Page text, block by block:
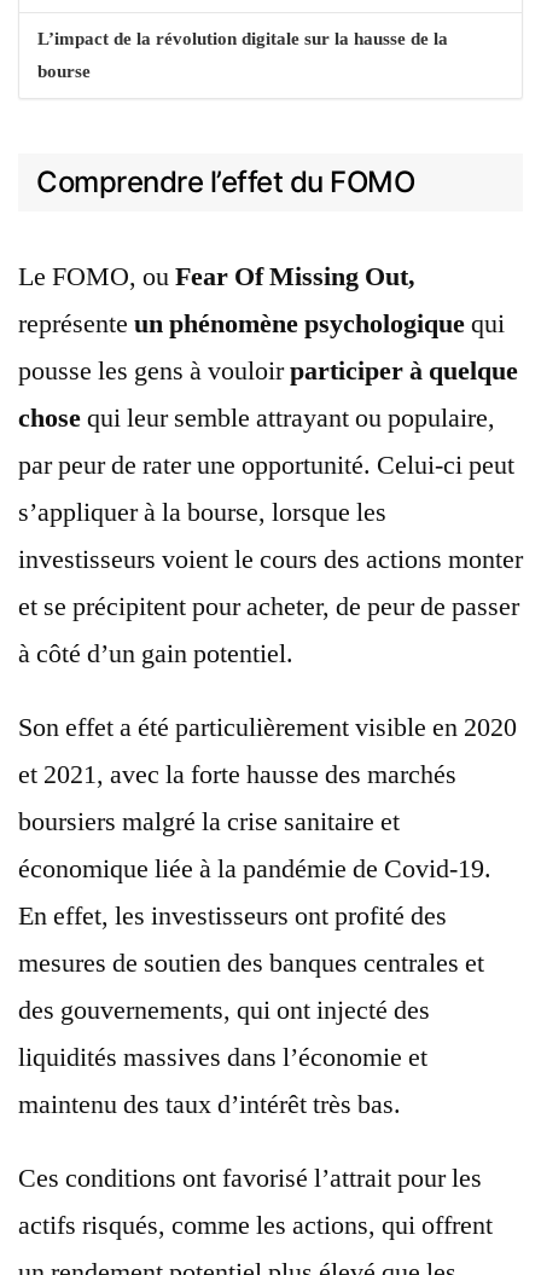
L’impact de la révolution digitale sur la hausse de la
bourse
Comprendre l’effet du FOMO
Le FOMO, ouFear Of Missing Out,
représente un phénomène psychologiquequi
pousse les gens à vouloirparticiper à quelque
chosequi leur semble attrayant ou populaire,
par peur de rater une opportunité. Celui-ci peut
s’appliquer à la bourse, lorsque les
investisseurs voient le cours des actions monter
et se précipitent pour acheter, de peur de passer
à côté d’un gain potentiel.
Son effet a été particulièrement visible en 2020
et 2021, avec la forte hausse des marchés
boursiers malgré la crise sanitaire et
économique liée à la pandémie de Covid-19.
En effet, les investisseurs ont profité des
mesures de soutien des banques centrales et
des gouvernements, qui ont injecté des
liquidités massives dans l’économie et
maintenu des taux d’intérêt très bas.
Ces conditions ont favorisé l’attrait pour les
actifs risqués, comme les actions, qui offrent